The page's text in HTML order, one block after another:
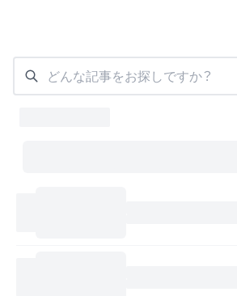
どんな記事をお探しですか？